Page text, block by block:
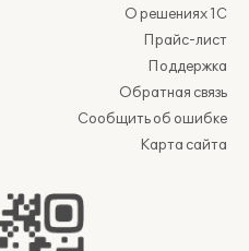
О решениях 1С
Прайс-лист
Поддержка
Обратная связь
Сообщить об ошибке
Карта сайта